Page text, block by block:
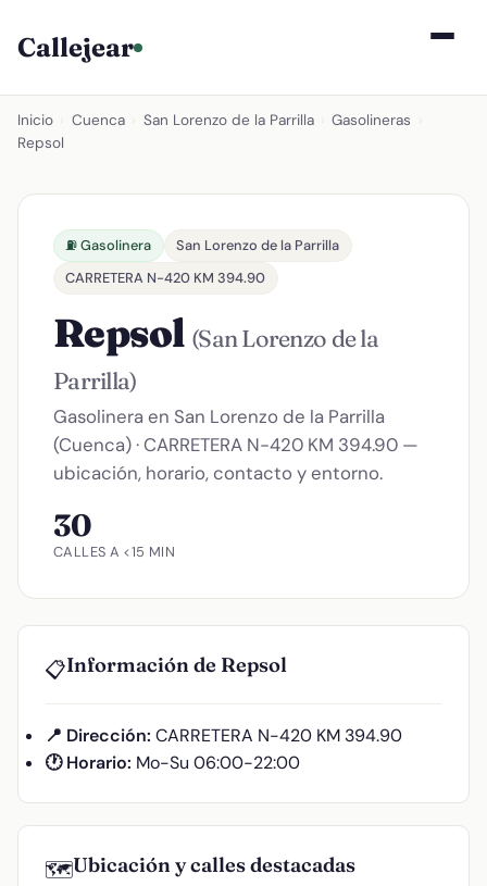
Callejear
Inicio Cuenca San Lorenzo de la Parrilla Gasolineras
Repsol
⛽ Gasolinera
San Lorenzo de la Parrilla
CARRETERA N-420 KM 394.90
Repsol (San Lorenzo de la
Parrilla)
Gasolinera en San Lorenzo de la Parrilla
(Cuenca) · CARRETERA N-420 KM 394.90 —
ubicación, horario, contacto y entorno.
30
CALLES A <15 MIN
📋Información de Repsol
📍 Dirección: CARRETERA N-420 KM 394.90
🕐 Horario: Mo-Su 06:00-22:00
🗺️Ubicación y calles destacadas